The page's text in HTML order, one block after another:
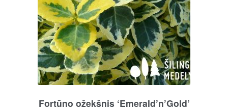
Fortūno ožekšnis ‘Emerald’n’Gold’